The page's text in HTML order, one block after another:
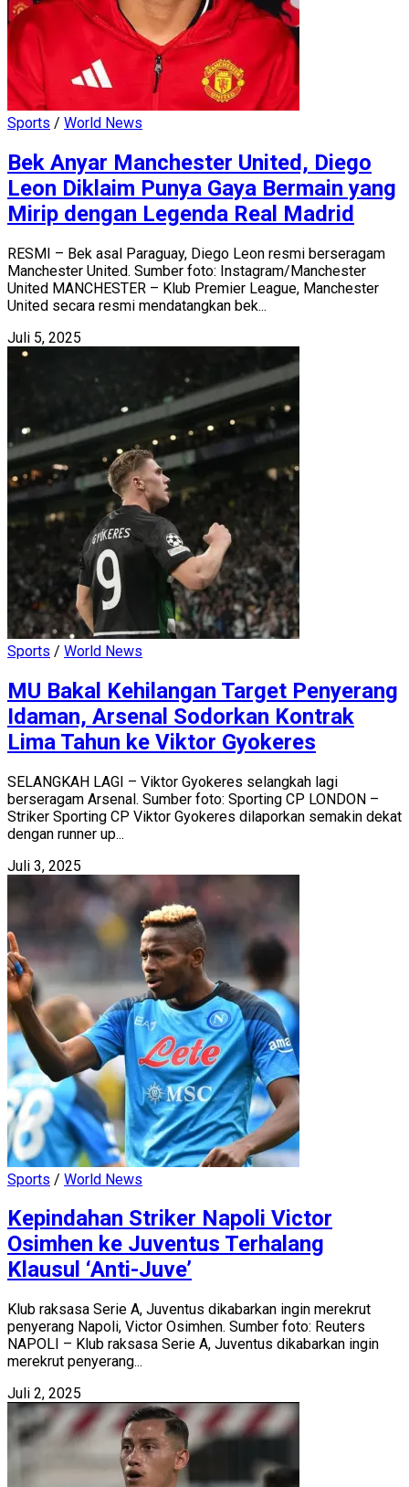
Sports / World News
Bek Anyar Manchester United, Diego
Leon Diklaim Punya Gaya Bermain yang
Mirip dengan Legenda Real Madrid
RESMI – Bek asal Paraguay, Diego Leon resmi berseragam
Manchester United. Sumber foto: Instagram/Manchester
United MANCHESTER – Klub Premier League, Manchester
United secara resmi mendatangkan bek...
Juli 5, 2025
Sports / World News
MU Bakal Kehilangan Target Penyerang
Idaman, Arsenal Sodorkan Kontrak
Lima Tahun ke Viktor Gyokeres
SELANGKAH LAGI – Viktor Gyokeres selangkah lagi
berseragam Arsenal. Sumber foto: Sporting CP LONDON –
Striker Sporting CP Viktor Gyokeres dilaporkan semakin dekat
dengan runner up...
Juli 3, 2025
Sports / World News
Kepindahan Striker Napoli Victor
Osimhen ke Juventus Terhalang
Klausul ‘Anti-Juve’
Klub raksasa Serie A, Juventus dikabarkan ingin merekrut
penyerang Napoli, Victor Osimhen. Sumber foto: Reuters
NAPOLI – Klub raksasa Serie A, Juventus dikabarkan ingin
merekrut penyerang...
Juli 2, 2025